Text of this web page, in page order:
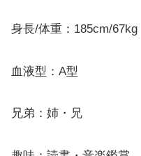
身長/体重：185cm/67kg
血液型：A型
兄弟：姉・兄